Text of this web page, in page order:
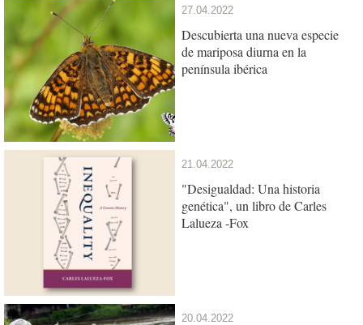
27.04.2022
Descubierta una nueva especie
de mariposa diurna en la
península ibérica
21.04.2022
"Desigualdad: Una historia
genética", un libro de Carles
Lalueza -Fox
20.04.2022